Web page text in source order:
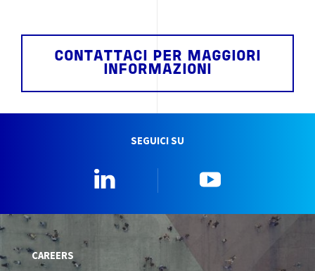
CONTATTACI PER MAGGIORI
INFORMAZIONI
SEGUICI SU
CAREERS